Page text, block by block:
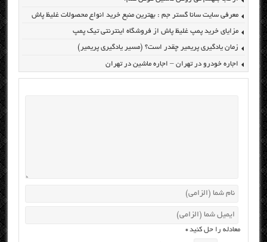
معرفی سایت سانا گستر جم : بهترین منبع خرید انواع محصولات غلیظ پاش
مزایای خرید پمپ غلیظ پاش از فروشگاه اینترنتی تیک پمپ
زمان یادگیری پریمیر چقدر است؟ (مسیر یادگیری پریمیر)
اجاره خودرو در تهران – اجاره ماشین در تهران
معادله را حل کنید*